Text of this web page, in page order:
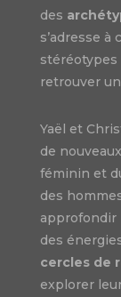
des
s’adresse
retrouver
Yaël et
de nouveaux
féminin et
des
approfondir
des
cercles de
explorer